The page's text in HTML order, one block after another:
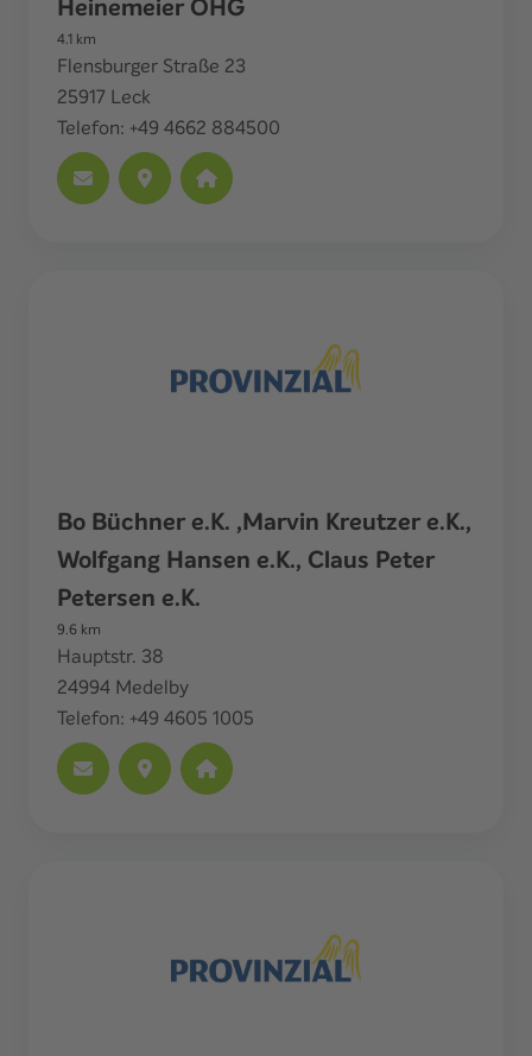
Heinemeier OHG
4.1 km
Flensburger Straße 23
25917 Leck
Telefon: +49 4662 884500
Bo Büchner e.K. ,Marvin Kreutzer e.K.,
Wolfgang Hansen e.K., Claus Peter
Petersen e.K.
9.6 km
Hauptstr. 38
24994 Medelby
Telefon: +49 4605 1005